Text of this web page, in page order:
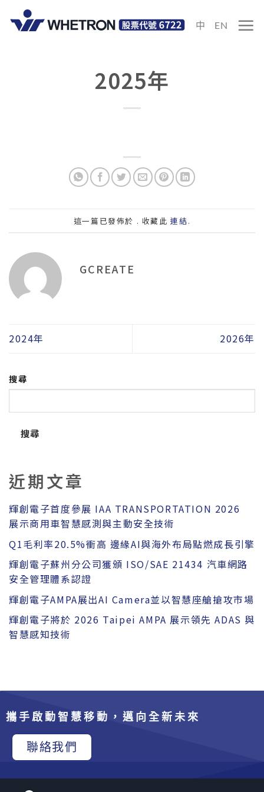
中 EN
2025年
這一篇已發佈於 . 收藏此連結 .
GCREATE
2024年 2026年
搜尋
搜尋
近期文章
輝創電子首度參展 IAA TRANSPORTATION 2026
展示商用車智慧感測與主動安全技術
Q1毛利率20.5%衝高 邊緣AI與海外布局點燃成長引擎
輝創電子蘇州分公司獲頒 ISO/SAE 21434 汽車網路
安全管理體系認證
輝創電子AMPA展出AI Camera並以智慧座艙搶攻市場
輝創電子將於 2026 Taipei AMPA 展示領先 ADAS 與
智慧感知技術
攜手啟動智慧移動，邁向全新未來
聯絡我們